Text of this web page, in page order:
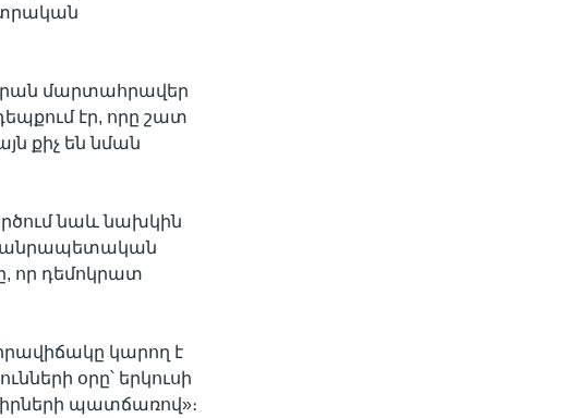
մարտահրավեր
էր, որը շատ
քիչ են նման
նաև նախկին
որ դեմոկրատ
կարող է
օրը՝ երկուսի
պատճառով»։